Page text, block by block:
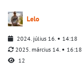
Lelo
2024. július 16.
14:18
2025. március 14.
16:18
12